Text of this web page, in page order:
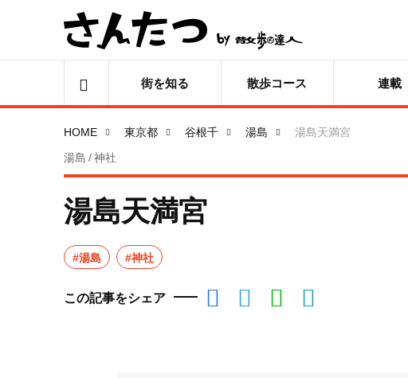
街を知る 散歩コース 連載
HOME 東京都 谷根千 湯島
湯島天満宮
湯島 / 神社
湯島天満宮
#湯島 #神社
この記事をシェア